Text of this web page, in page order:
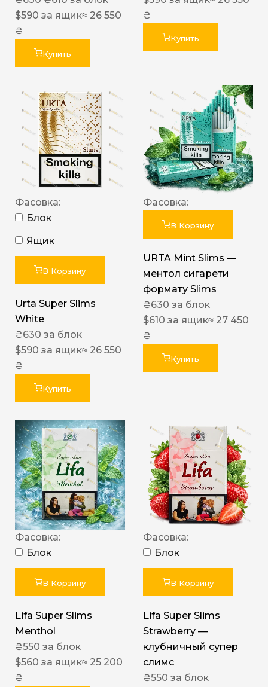
$590 за ящик≈ 26 550
₴
Купить
₴
Купить
Фасовка:
Блок
Ящик
В Корзину
Urta Super Slims
White
₴630 за блок
$590 за ящик≈ 26 550
₴
Купить
Фасовка:
В Корзину
URTA Mint Slims —
ментол сигарети
формату Slims
₴630 за блок
$610 за ящик≈ 27 450
₴
Купить
Фасовка:
Блок
В Корзину
Lifa Super Slims
Menthol
₴550 за блок
$560 за ящик≈ 25 200
₴
Фасовка:
Блок
В Корзину
Lifa Super Slims
Strawberry —
клубничный супер
слимс
₴550 за блок